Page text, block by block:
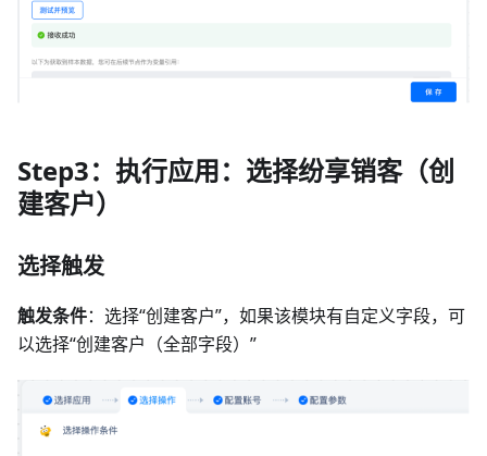
Step3：执行应用：选择纷享销客（创
建客户）
选择触发
触发条件：选择“创建客户”，如果该模块有自定义字段，可
以选择“创建客户（全部字段）”